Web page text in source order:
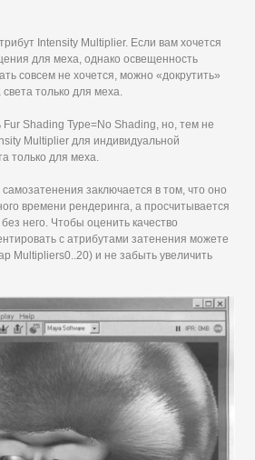
Intensity Multiplier. Если вам хочется
для меха, однако освещенность
совсем не хочется, можно «докрутить»
света только для меха.
Shading Type=No Shading, но, тем не
Multiplier для индивидуальной
только для меха.
заключается в том, что оно
времени рендеринга, а просчитывается
него. Чтобы оценить качество
с атрибутами затенения можете
Multipliers0..20) и не забыть увеличить